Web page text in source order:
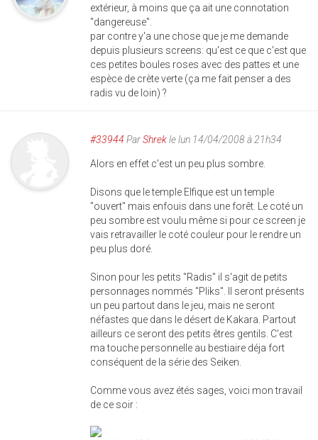
extérieur, à moins que ça ait une connotation
"dangereuse".
par contre y'a une chose que je me demande
depuis plusieurs screens: qu'est ce que c'est que
ces petites boules roses avec des pattes et une
espèce de crète verte (ça me fait penser a des
radis vu de loin) ?
#33944 ParShrekle lun 14/04/2008 à 21h34
Alors en effet c'est un peu plus sombre.
Disons que le temple Elfique est un temple
"ouvert" mais enfouis dans une forêt. Le coté un
peu sombre est voulu même si pour ce screen je
vais retravailler le coté couleur pour le rendre un
peu plus doré.
Sinon pour les petits "Radis" il s'agit de petits
personnages nommés "Pliks". Il seront présents
un peu partout dans le jeu, mais ne seront
néfastes que dans le désert de Kakara. Partout
ailleurs ce seront des petits êtres gentils. C'est
ma touche personnelle au bestiaire déja fort
conséquent de la série des Seiken.
Comme vous avez étés sages, voici mon travail
de ce soir :